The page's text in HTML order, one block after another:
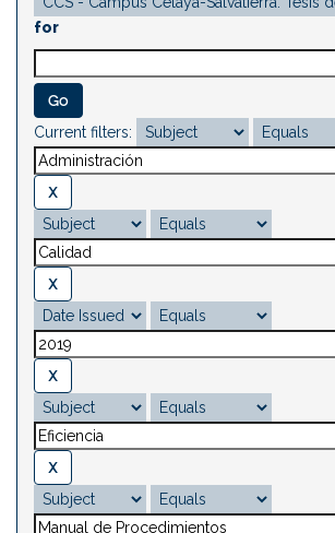
for
Current filters: